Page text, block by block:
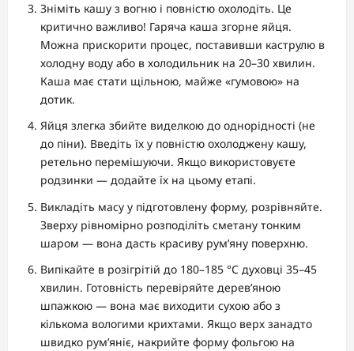
Зніміть кашу з вогню і повністю охолодіть. Це
критично важливо! Гаряча каша згорне яйця.
Можна прискорити процес, поставивши каструлю в
холодну воду або в холодильник на 20–30 хвилин.
Каша має стати щільною, майже «гумовою» на
дотик.
Яйця злегка збийте виделкою до однорідності (не
до піни). Введіть їх у повністю охолоджену кашу,
ретельно перемішуючи. Якщо використовуєте
родзинки — додайте їх на цьому етапі.
Викладіть масу у підготовлену форму, розрівняйте.
Зверху рівномірно розподіліть сметану тонким
шаром — вона дасть красиву рум’яну поверхню.
Випікайте в розігрітій до 180–185 °C духовці 35–45
хвилин. Готовність перевіряйте дерев’яною
шпажкою — вона має виходити сухою або з
кількома вологими крихтами. Якщо верх занадто
швидко рум’яніє, накрийте форму фольгою на